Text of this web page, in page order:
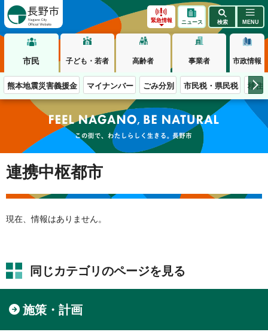
緊急情報 ニュース 検索 MENU
市民 子ども・若者 高齢者 事業者 市政情報
熊本地震災害義援金 マイナンバー ごみ分別 市民税・県民税 移住
この街で、わたしらしく生きる。長野市
連携中枢都市
現在、情報はありません。
同じカテゴリのページを見る
施策・計画